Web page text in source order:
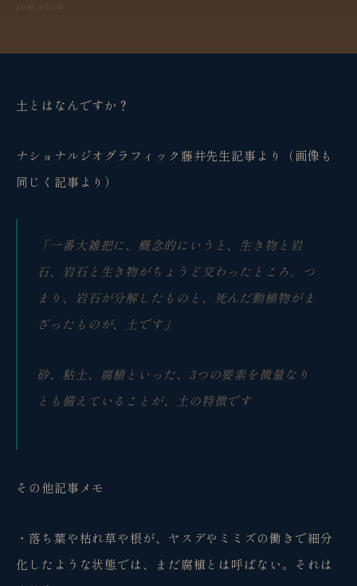
2026.06.06
土とはなんですか？
ナショナルジオグラフィック藤井先生記事より（画像も
同じく記事より）
「一番大雑把に、概念的にいうと、生き物と岩
石、岩石と生き物がちょうど交わったところ。つ
まり、岩石が分解したものと、死んだ動植物がま
ざったものが、土です」
砂、粘土、腐植といった、3つの要素を微量なり
とも備えていることが、土の特徴です
その他記事メモ
・落ち葉や枯れ草や根が、ヤスデやミミズの働きで細分
化したような状態では、まだ腐植とは呼ばない。それは